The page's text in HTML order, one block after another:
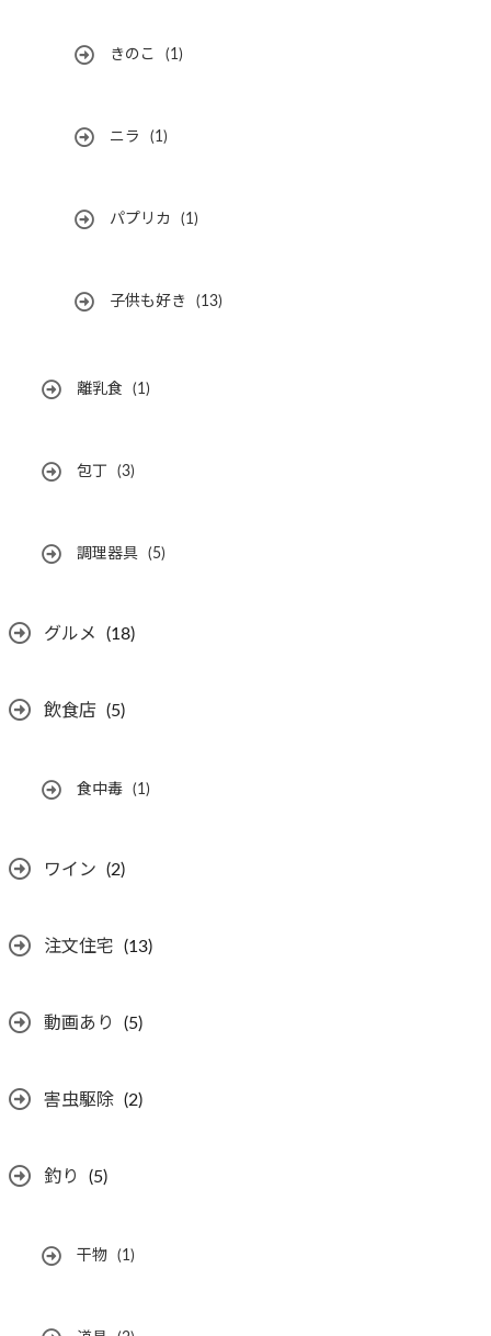
きのこ (1)
ニラ (1)
パプリカ (1)
子供も好き (13)
離乳食 (1)
包丁 (3)
調理器具 (5)
グルメ (18)
飲食店 (5)
食中毒 (1)
ワイン (2)
注文住宅 (13)
動画あり (5)
害虫駆除 (2)
釣り (5)
干物 (1)